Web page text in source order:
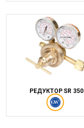
РЕДУКТОР SR 350